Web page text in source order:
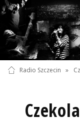
Radio Szczecin »